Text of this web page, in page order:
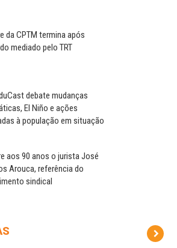
da CPTM termina após
mediado pelo TRT
debate mudanças
El Niño e ações
à população em situação
aos 90 anos o jurista José
Arouca, referência do
sindical